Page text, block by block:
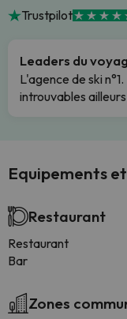
Trustpilot
Leaders du
L'agence de ski
introuvables
Equipements
Restaurant
Restaurant
Bar
Zones